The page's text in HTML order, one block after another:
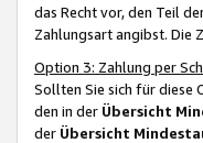
das Recht vor, den Teil
Zahlungsart angibst. Die
Option 3: Zahlung per
Sollten Sie sich für diese
den in der Übersicht
der Übersicht